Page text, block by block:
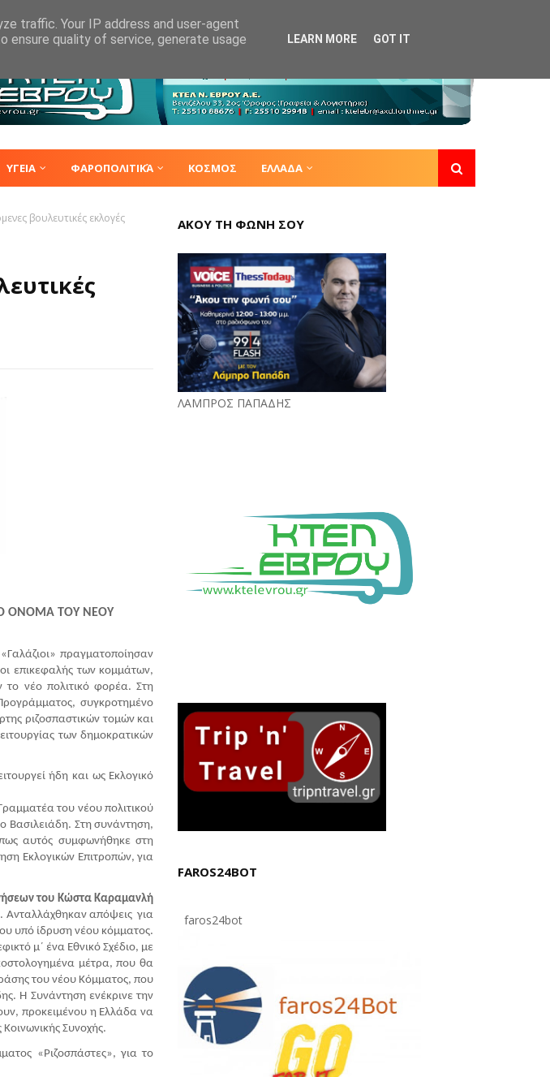
ΥΓΕΙΑ ΦΑΡΟΠΟΛΙΤΙΚΆ ΚΟΣΜΟΣ ΕΛΛΑΔΑ
βουλευτικές εκλογές
ΟΝΟΜΑ ΤΟΥ ΝΕΟΥ
πραγματοποίησαν
επικεφαλής των κομμάτων,
το νέο πολιτικό φορέα. Στη
συγκροτημένο
ριζοσπαστικών τομών και
των δημοκρατικών
ήδη και ως Εκλογικό
του νέου πολιτικού
Βασιλειάδη. Στη συνάντηση,
αυτός συμφωνήθηκε στη
Εκλογικών Επιτροπών, για
του Κώστα Καραμανλή
Ανταλλάχθηκαν απόψεις  για
υπό ίδρυση νέου κόμματος.
μ΄ ένα Εθνικό Σχέδιο, με
μέτρα, που θα
του νέου Κόμματος, που
Η Συνάντηση ενέκρινε την
προκειμένου η Ελλάδα να
Συνοχής.
«Ριζοσπάστες», για το
ΑΚΟΥ ΤΗ ΦΩΝΗ ΣΟΥ
ΛΑΜΠΡΟΣ ΠΑΠΑΔΗΣ
FAROS24BOT
faros24bot
traffic. Your IP address and user-agent
ensure quality of service, generate usage
LEARN MORE GOT IT